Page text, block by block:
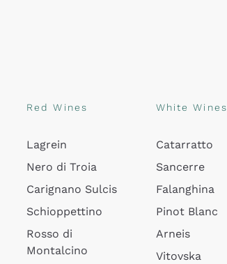
Red Wines
Lagrein
Nero di Troia
Carignano Sulcis
Schioppettino
Rosso di
Montalcino
White Wines
Catarratto
Sancerre
Falanghina
Pinot Blanc
Arneis
Vitovska